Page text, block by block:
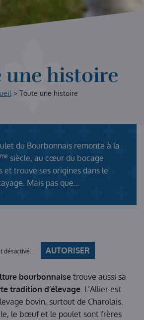
une histoire
> Toute une histoire
du Bourbonnais remonte à la
siècle, au cœur du bocage
et trouve ses origines dans le
Mais pas que…
désactivé. AUTORISER
bourbonnaise trouve aussi sa
tradition d’élevage . L’Allier est
bovin, surtout de Charolais.
le bœuf et le poulet sont frères